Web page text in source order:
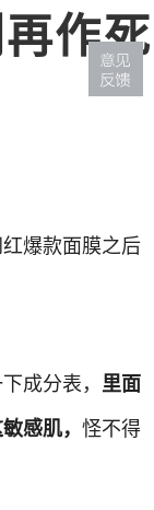
作死
爆款面膜之后
成分表， 里面
感肌，怪不得